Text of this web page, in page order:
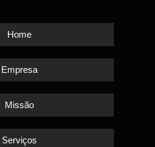
Home
Empresa
Missão
Serviços